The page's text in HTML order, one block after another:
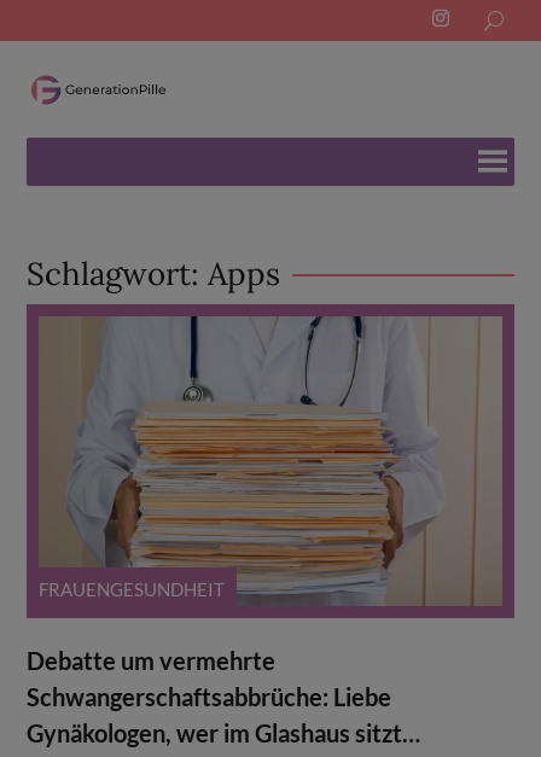
for:
Schlagwort:Apps
FRAUENGESUNDHEIT
Debatte um vermehrte
Schwangerschaftsabbrüche: Liebe
Gynäkologen, wer im Glashaus sitzt…